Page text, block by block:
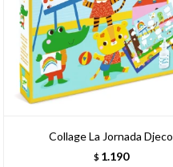
Collage La Jornada Djeco
$ 1.190